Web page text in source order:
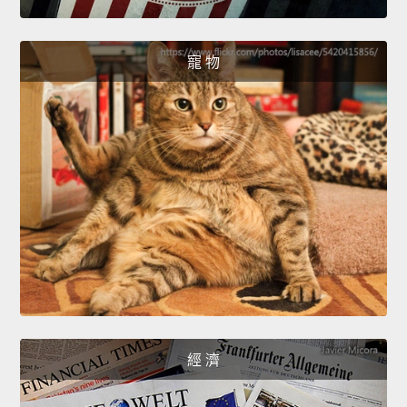
寵 物
經 濟